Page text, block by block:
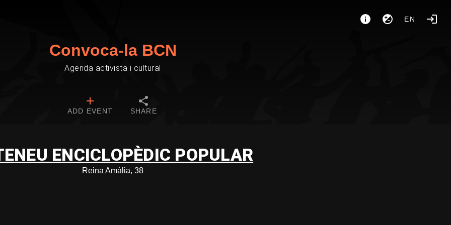
EN
Convoca-la BCN
Agenda activista i cultural
ADD EVENT SHARE
ENCICLOPÈDIC POPULAR
Reina Amàlia, 38